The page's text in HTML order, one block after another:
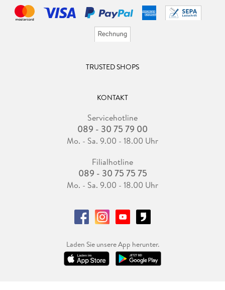
TRUSTED SHOPS
KONTAKT
Servicehotline
089 - 30 75 79 00
Mo. - Sa. 9.00 - 18.00 Uhr
Filialhotline
089 - 30 75 75 75
Mo. - Sa. 9.00 - 18.00 Uhr
Laden Sie unsere App herunter.